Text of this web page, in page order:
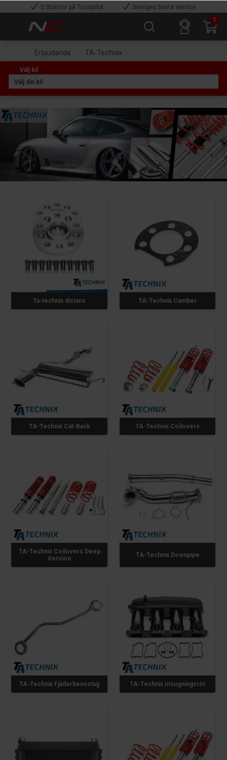
5 Stjärnor på Trustpilot
Sveriges bästa service
0
Erbjudande TA-Technix
Ta-technix distans TA-Technix Camber
TA-Technix Cat-Back TA-Technix Coilovers
TA-Technix Coilovers Deep
Version
TA-Technix Downpipe
TA-Technix Fjäderbensstag TA-Technix Insugningsrör